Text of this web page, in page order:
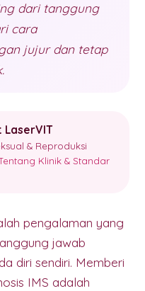
dari tanggung
cara
jujur dan tetap
LaserVIT
& Reproduksi
Klinik & Standar
pengalaman yang
jawab
diri sendiri. Memberi
IMS adalah